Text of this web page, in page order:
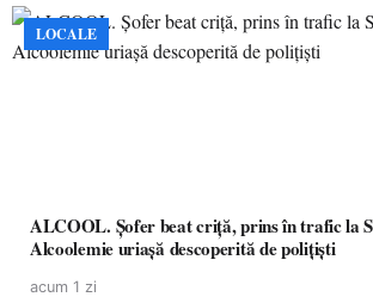
LOCALE
ALCOOL. Șofer beat criță, prins în trafic la
Alcoolemie uriașă descoperită de polițiști
acum 1 zi